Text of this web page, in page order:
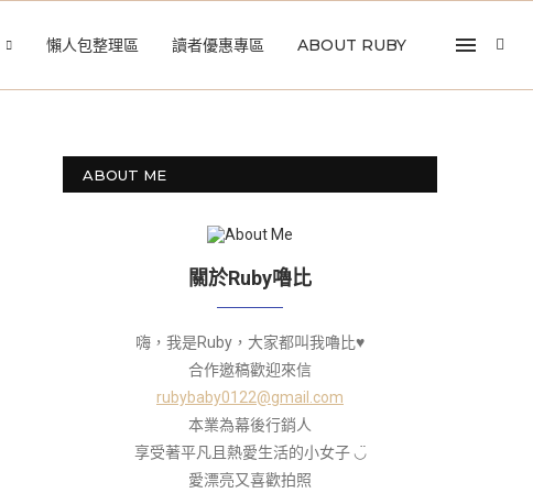
懶人包整理區 讀者優惠專區 ABOUT RUBY
ABOUT ME
關於Ruby嚕比
嗨，我是Ruby，大家都叫我嚕比♥
合作邀稿歡迎來信
rubybaby0122@gmail.com
本業為幕後行銷人
享受著平凡且熱愛生活的小女子 ◡̈
愛漂亮又喜歡拍照